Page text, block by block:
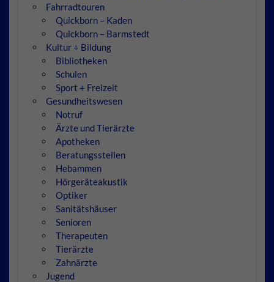
Fahrradtouren
Quickborn – Kaden
Quickborn – Barmstedt
Kultur + Bildung
Bibliotheken
Schulen
Sport + Freizeit
Gesundheitswesen
Notruf
Ärzte und Tierärzte
Apotheken
Beratungsstellen
Hebammen
Hörgeräteakustik
Optiker
Sanitätshäuser
Senioren
Therapeuten
Tierärzte
Zahnärzte
Jugend